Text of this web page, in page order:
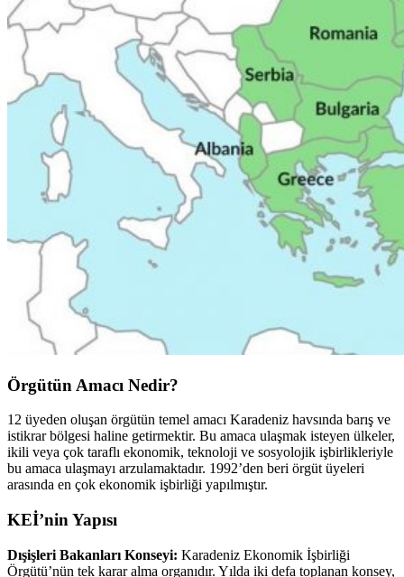
Örgütün Amacı Nedir?
12 üyeden oluşan örgütün temel amacı Karadeniz havsında barış ve
istikrar bölgesi haline getirmektir. Bu amaca ulaşmak isteyen ülkeler,
ikili veya çok taraflı ekonomik, teknoloji ve sosyolojik işbirlikleriyle
bu amaca ulaşmayı arzulamaktadır. 1992’den beri örgüt üyeleri
arasında en çok ekonomik işbirliği yapılmıştır.
KEİ’nin Yapısı
Dışişleri Bakanları Konseyi: Karadeniz Ekonomik İşbirliği
Örgütü’nün tek karar alma organıdır. Yılda iki defa toplanan konsey,